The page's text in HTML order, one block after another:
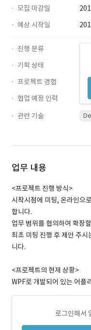
모집 마감일
예상 시작일
진행 분류
기획 상태
프로젝트 경험
협업 예정 인력
관련 기술
업무 내용
<프로젝트 진행 방식>
시작시점에 미팅, 온라인으
합니다.
업무 범위를 협의하여 확장
최초 미팅 진행 후 제안 주
니다.
<프로젝트의 현재 상황>
WPF로 개발되어 있는 어플
로그인해서